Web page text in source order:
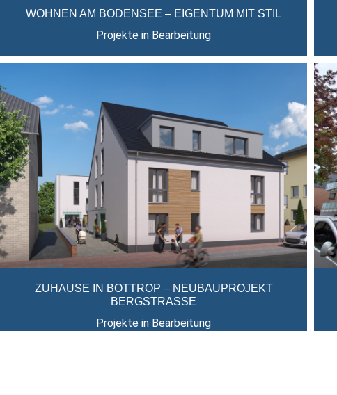
WOHNEN AM BODENSEE – EIGENTUM MIT STIL
Projekte in Bearbeitung
ZUHAUSE IN BOTTROP – NEUBAUPROJEKT
BERGSTRASSE
Projekte in Bearbeitung